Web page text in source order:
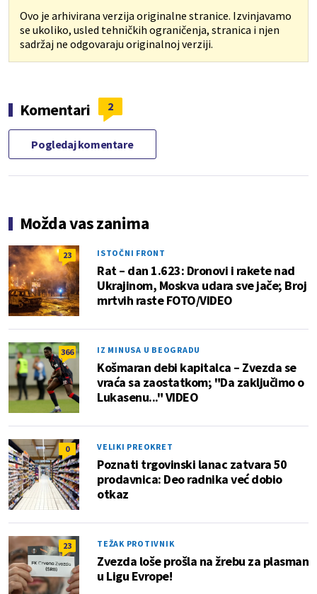
Ovo je arhivirana verzija originalne stranice. Izvinjavamo
se ukoliko, usled tehničkih ograničenja, stranica i njen
sadržaj ne odgovaraju originalnoj verziji.
Komentari 2
Pogledaj komentare
Možda vas zanima
23 ISTOČNI FRONT
Rat – dan 1.623: Dronovi i rakete nad
Ukrajinom, Moskva udara sve jače; Broj
mrtvih raste FOTO/VIDEO
366 IZ MINUSA U BEOGRADU
Košmaran debi kapitalca – Zvezda se
vraća sa zaostatkom; "Da zaključimo o
Lukasenu..." VIDEO
0 VELIKI PREOKRET
Poznati trgovinski lanac zatvara 50
prodavnica: Deo radnika već dobio
otkaz
23 TEŽAK PROTIVNIK
Zvezda loše prošla na žrebu za plasman
u Ligu Evrope!